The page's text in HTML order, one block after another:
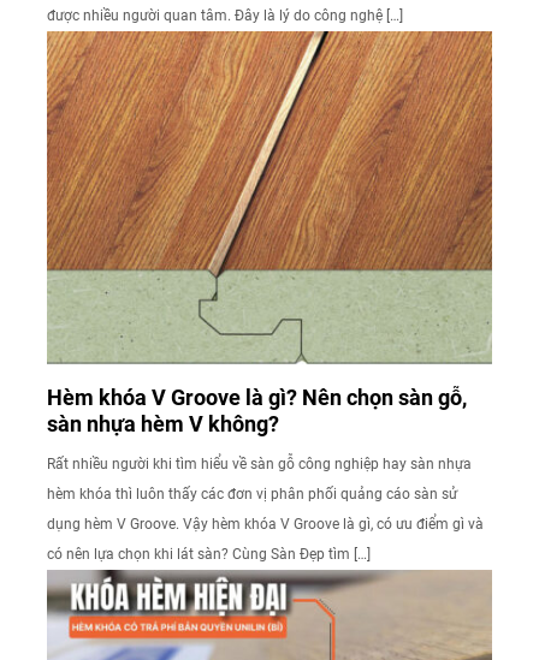
được nhiều người quan tâm. Đây là lý do công nghệ […]
Hèm khóa V Groove là gì? Nên chọn sàn gỗ,
sàn nhựa hèm V không?
Rất nhiều người khi tìm hiểu về sàn gỗ công nghiệp hay sàn nhựa
hèm khóa thì luôn thấy các đơn vị phân phối quảng cáo sàn sử
dụng hèm V Groove. Vậy hèm khóa V Groove là gì, có ưu điểm gì và
có nên lựa chọn khi lát sàn? Cùng Sàn Đẹp tìm […]